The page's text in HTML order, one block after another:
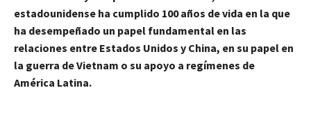
estadounidense ha cumplido 100 años de vida en la que
ha desempeñado un papel fundamental en las
relaciones entre Estados Unidos y China, en su papel en
la guerra de Vietnam o su apoyo a regímenes de
América Latina.